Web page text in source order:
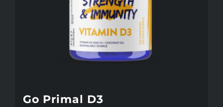
Go Primal D3